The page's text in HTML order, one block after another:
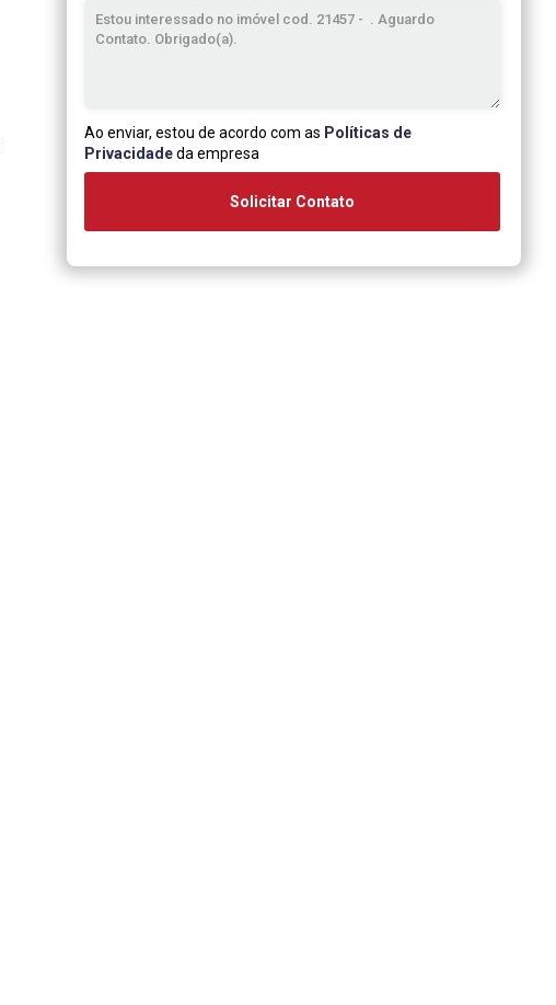
Ao enviar, estou de acordo com as Políticas de
Privacidadeda empresa
Solicitar Contato